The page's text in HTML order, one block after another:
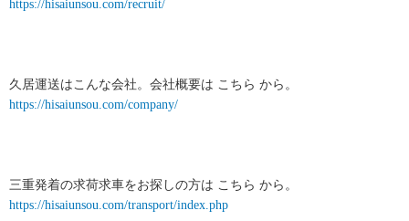
https://hisaiunsou.com/recruit/
久居運送はこんな会社。会社概要は こちら から。
https://hisaiunsou.com/company/
三重発着の求荷求車をお探しの方は こちら から。
https://hisaiunsou.com/transport/index.php